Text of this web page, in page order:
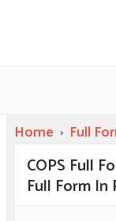
Home › Full
COPS Full
Full Form In